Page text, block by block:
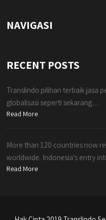
NAVIGASI
RECENT POSTS
Translindo pilihan terbaik jasa
globalisasi seperti sekarang…
Read More
More than 120 countries now
worldwide. Indonesia's entry
Read More